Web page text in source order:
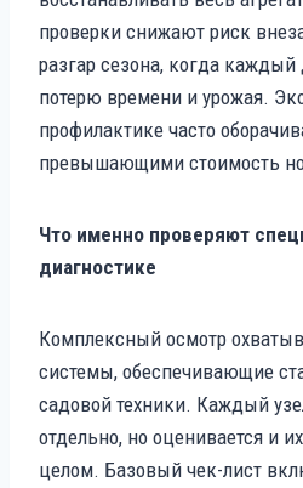
проверки снижают риск
разгар сезона, когда каждый
потерю времени и урожая.
профилактике часто
превышающими стоимость
Что именно проверяют
диагностике
Комплексный осмотр
системы, обеспечивающие
садовой техники. Каждый
отдельно, но оценивается и
целом. Базовый чек-лист